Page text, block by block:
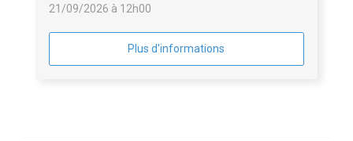
21/09/2026 à 12h00
Plus d'informations